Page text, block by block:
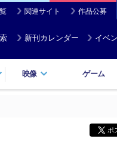
関連サイト 作品公募
新刊カレンダー イベ
映像 ゲーム
ポ